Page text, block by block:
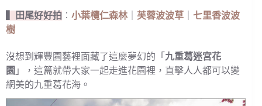
▍田尾好好拍 ︰ 小葉欖仁森林 芙蓉波波草
七里香波波
樹
沒想到輝豐園藝裡面藏了這麼夢幻的「 九重葛迷宮花
園 」，這篇就帶大家一起走進花園裡，直擊人人都可以變
網美的九重葛花海。